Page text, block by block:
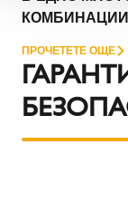
ПРОЧЕТЕТЕ ОЩЕ